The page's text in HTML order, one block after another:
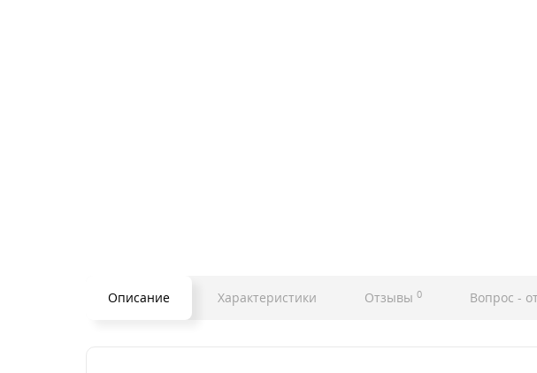
Описание Характеристики Отзывы 0 Вопрос -